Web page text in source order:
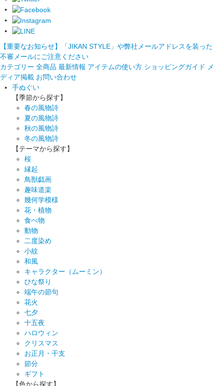
【重要なお知らせ】「JIKAN STYLE」や弊社メールアドレスを装った
不審メールにご注意ください
カテゴリー 全商品 最新情報 アイテムの使い方 ショッピングガイド
メ
ディア掲載 お問い合わせ
手ぬぐい
【季節から探す】
春の風物詩
夏の風物詩
秋の風物詩
冬の風物詩
【テーマから探す】
桜
縁起
鳥獣戯画
趣味道楽
幾何学模様
花・植物
食べ物
動物
二度染め
小紋
和風
キャラクター（ムーミン）
ひな祭り
端午の節句
花火
七夕
十五夜
ハロウィン
クリスマス
お正月・干支
節分
ギフト
【色から探す】